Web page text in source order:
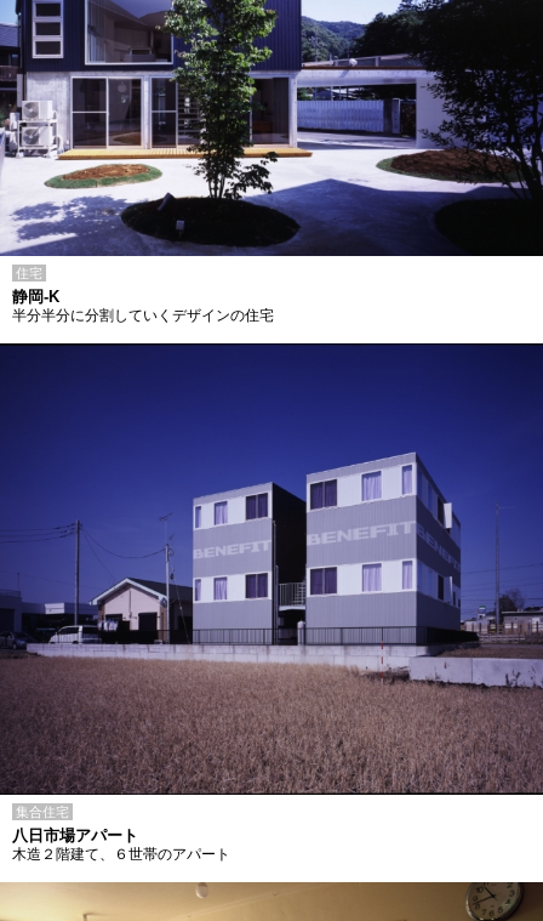
住宅
静岡-K
半分半分に分割していくデザインの住宅
集合住宅
八日市場アパート
木造２階建て、６世帯のアパート